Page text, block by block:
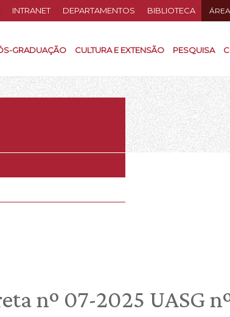
INTRANET DEPARTAMENTOS BIBLIOTECA
GRADUAÇÃO CULTURA E EXTENSÃO PESQUISA
nº 07-2025 UASG